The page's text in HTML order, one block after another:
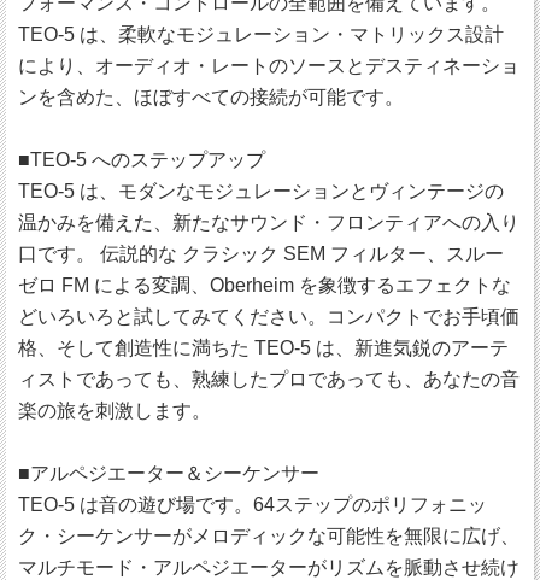
TEO-5 は、柔軟なモジュレーション・マトリックス設計
により、オーディオ・レートのソースとデスティネーショ
ンを含めた、ほぼすべての接続が可能です。
■TEO-5 へのステップアップ
TEO-5 は、モダンなモジュレーションとヴィンテージの
温かみを備えた、新たなサウンド・フロンティアへの入り
口です。 伝説的な クラシック SEM フィルター、スルー
ゼロ FM による変調、Oberheim を象徴するエフェクトな
どいろいろと試してみてください。コンパクトでお手頃価
格、そして創造性に満ちた TEO-5 は、新進気鋭のアーテ
ィストであっても、熟練したプロであっても、あなたの音
楽の旅を刺激します。
■アルペジエーター＆シーケンサー
TEO-5 は音の遊び場です。64ステップのポリフォニッ
ク・シーケンサーがメロディックな可能性を無限に広げ、
マルチモード・アルペジエーターがリズムを脈動させ続け